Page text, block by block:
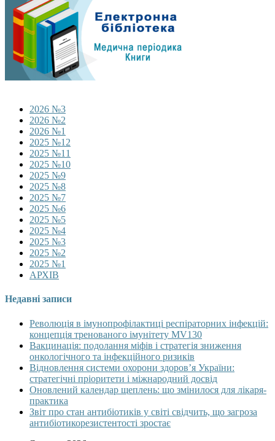
2026 №3
2026 №2
2026 №1
2025 №12
2025 №11
2025 №10
2025 №9
2025 №8
2025 №7
2025 №6
2025 №5
2025 №4
2025 №3
2025 №2
2025 №1
АРХІВ
Недавні записи
Революція в імунопрофілактиці респіраторних інфекцій:
концепція тренованого імунітету MV130
Вакцинація: подолання міфів і стратегія зниження
онкологічного та інфекційного ризиків
Відновлення системи охорони здоров’я України:
стратегічні пріоритети і міжнародний досвід
Оновлений календар щеплень: що змінилося для лікаря-
практика
Звіт про стан антибіотиків у світі свідчить, що загроза
антибіотикорезистентості зростає